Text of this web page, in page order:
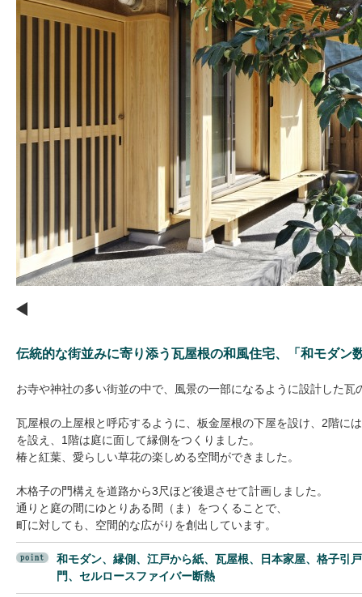
事務所案内
業務内容 所属建築士
Q＆A
新着情報
コラム
プレスリリース
ちくらの会
セミナー・
太田陽子の何でもノート
伝統的な街並みに寄り添う瓦屋根の和風住宅、「和モダン
お寺や神社の多い街並の中で、風景の一部になるように設計した瓦
瓦屋根の上屋根と呼応するように、板金屋根の下屋を設け、2階に
を設え、1階は庭に面して縁側をつくりました。
椿と紅葉、愛らしい草花の楽しめる空間ができました。
木格子の門構えを道路から3尺ほど後退させて計画しました。
通りと庭の間にゆとりある間（ま）をつくることで、
町に対しても、空間的な広がりを創出しています。
和モダン、縁側、江戸から紙、瓦屋根、日本家屋、格子引
門、セルロースファイバー断熱